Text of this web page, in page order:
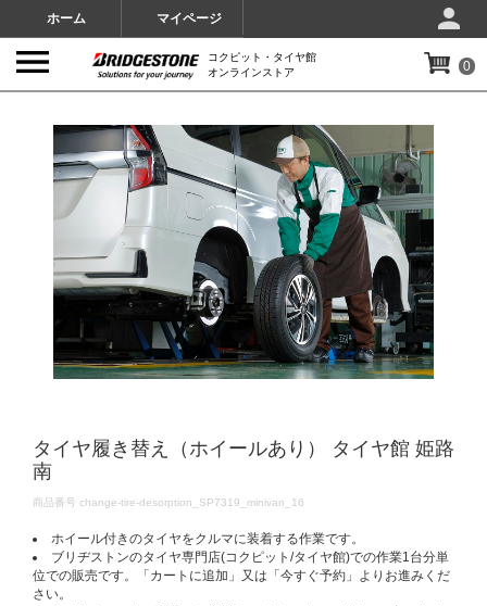
ホーム マイページ
コクピット・タイヤ館
オンラインストア
0
タイヤ履き替え（ホイールあり） タイヤ館 姫路
南
DETAILS
商品番号 change-tire-desorption_SP7319_minivan_16
ホイール付きのタイヤをクルマに装着する作業です。
ブリヂストンのタイヤ専門店(コクピット/タイヤ館)での作業1台分単
位での販売です。「カートに追加」又は「今すぐ予約」よりお進みくだ
さい。